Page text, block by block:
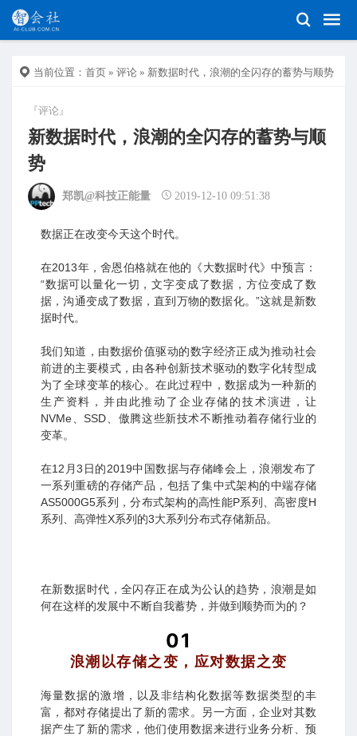
当前位置： 首页 » 评论 » 新数据时代，浪潮的全闪存的蓄势与顺势
『评论』
新数据时代，浪潮的全闪存的蓄势与顺
势
郑凯@科技正能量 2019-12-10 09:51:38
数据正在改变今天这个时代。
在2013年，舍恩伯格就在他的《大数据时代》中预言：
“数据可以量化一切，文字变成了数据，方位变成了数
据，沟通变成了数据，直到万物的数据化。”这就是新数
据时代。
我们知道，由数据价值驱动的数字经济正成为推动社会
前进的主要模式，由各种创新技术驱动的数字化转型成
为了全球变革的核心。在此过程中，数据成为一种新的
生产资料，并由此推动了企业存储的技术演进，让
NVMe、SSD、傲腾这些新技术不断推动着存储行业的
变革。
在12月3日的2019中国数据与存储峰会上，浪潮发布了
一系列重磅的存储产品，包括了集中式架构的中端存储
AS5000G5系列，分布式架构的高性能P系列、高密度H
系列、高弹性X系列的3大系列分布式存储新品。
在新数据时代，全闪存正在成为公认的趋势，浪潮是如
何在这样的发展中不断自我蓄势，并做到顺势而为的？
01
浪潮以存储之变，应对数据之变
海量数据的激增，以及非结构化数据等数据类型的丰
富，都对存储提出了新的需求。另一方面，企业对其数
据产生了新的需求，他们使用数据来进行业务分析、预